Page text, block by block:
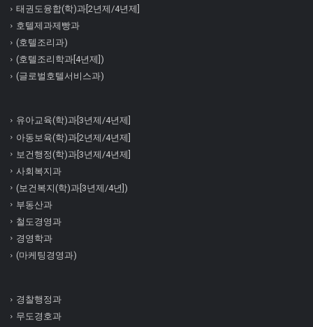
태권도융합(학)과[2년제/4년제]
호텔제과제빵과
(호텔조리과)
(호텔조리학과[4년제])
(글로벌호텔서비스과)
유아교육(학)과[3년제/4년제]
아동보육(학)과[2년제/4년제]
보건행정(학)과[3년제/4년제]
사회복지과
(보건복지(학)과[3년제/4년])
부동산과
철도경영과
경영학과
(마케팅경영과)
경찰행정과
무도경호과